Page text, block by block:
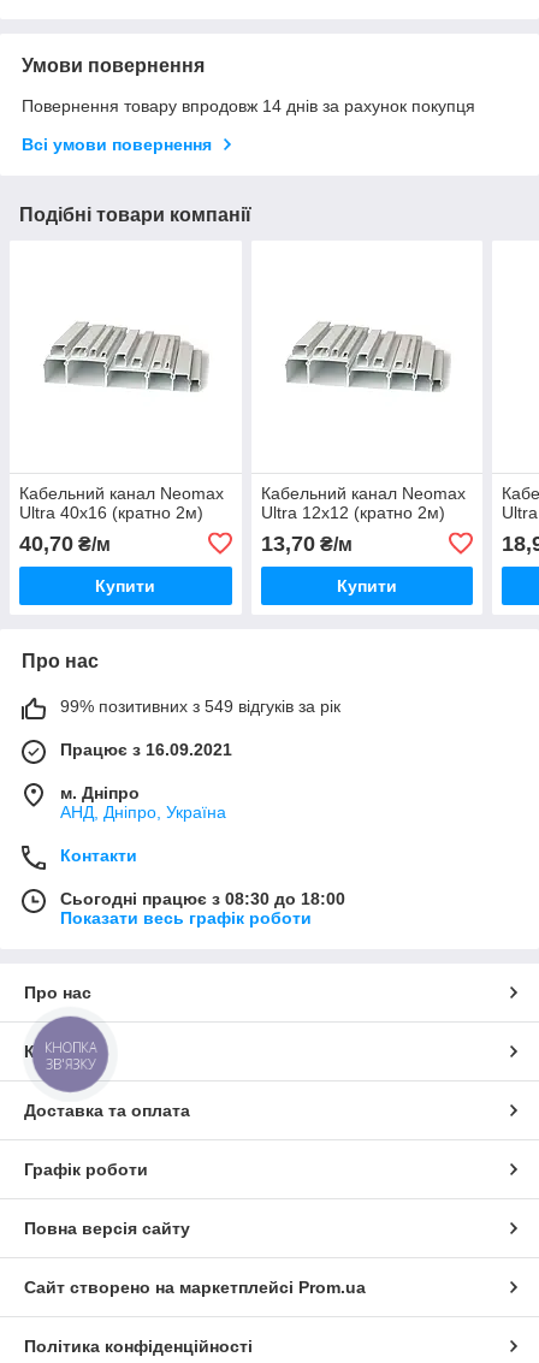
Умови повернення
Повернення товару впродовж 14 днів за рахунок покупця
Всі умови повернення
Подібні товари компанії
Кабельний канал Neomax
Ultra 40х16 (кратно 2м)
40,70 ₴/м
Купити
Кабельний канал Neomax
Ultra 12х12 (кратно 2м)
13,70₴/м
Купити
Про нас
99% позитивних з 549 відгуків за рік
Працює з 16.09.2021
м. Дніпро
АНД, Дніпро, Україна
Контакти
Сьогодні працює з 08:30 до 18:00
Показати весь графік роботи
Про нас
Контакти
Доставка та оплата
Графік роботи
Повна версія сайту
Сайт створено на маркетплейсі Prom.ua
Політика конфіденційності
КНОПКА
ЗВ'ЯЗКУ